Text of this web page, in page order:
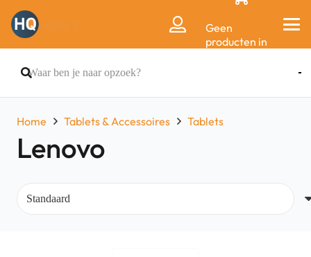
Geen
producten in
Home Tablets & Accessoires Tablets
Lenovo